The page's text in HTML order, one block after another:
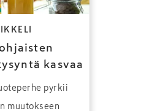
kasvaa
pyrkii
muutokseen